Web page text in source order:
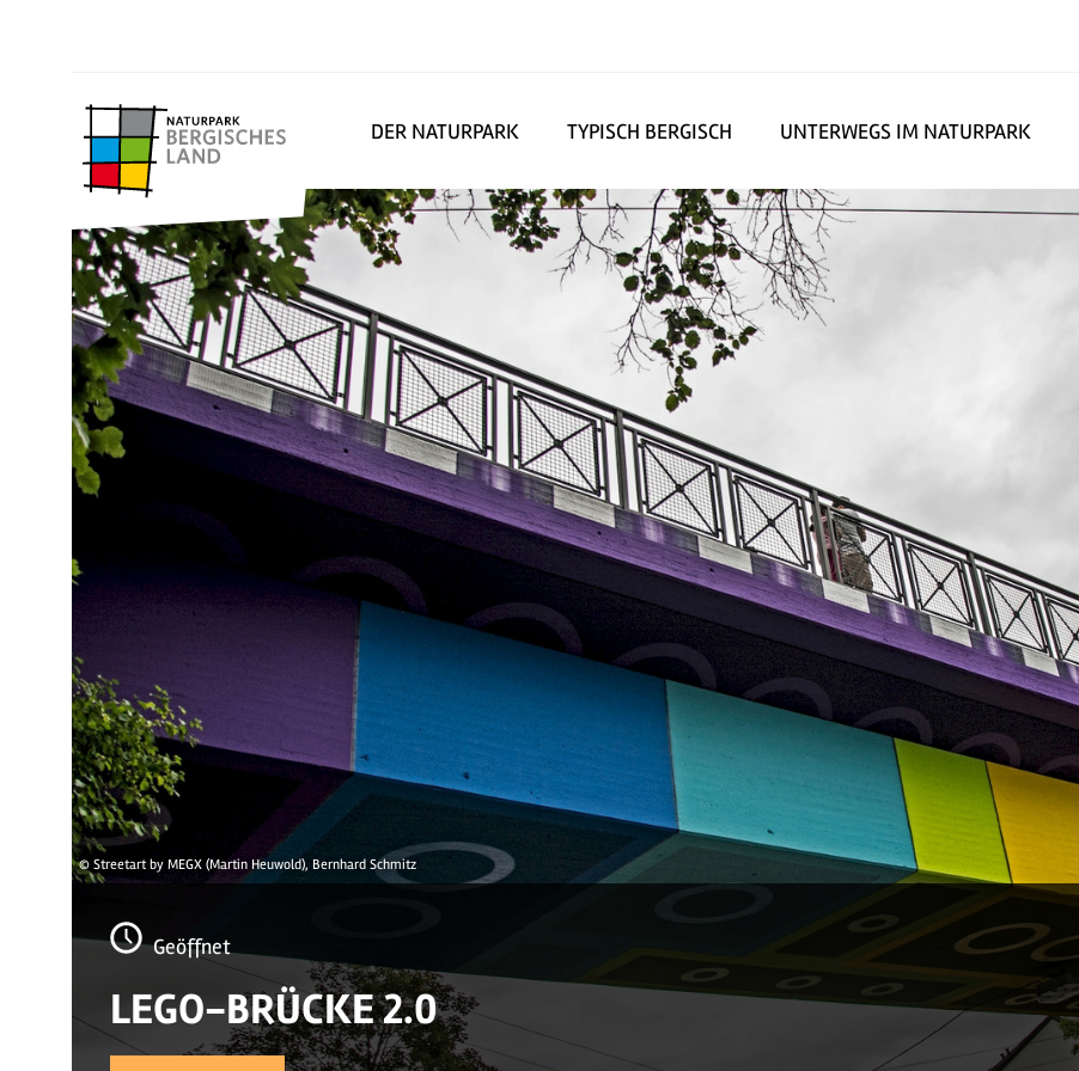
DER NATURPARK TYPISCH BERGISCH UNTERWEGS IM NATURPARK
© Streetart by MEGX (Martin Heuwold), Bernhard Schmitz
Geöffnet
LEGO-BRÜCKE 2.0